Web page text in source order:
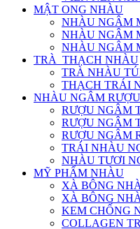
MẬT ONG NHÀU
NHÀU NGÂM
NHÀU NGÂM
NHÀU NGÂM
TRÀ_THẠCH NHÀU
TRÀ NHÀU
THẠCH TRÁI
NHÀU NGÂM
RƯỢU NGÂM
RƯỢU NGÂM
RƯỢU NGÂM
TRÁI NHÀU
NHÀU TƯƠI
MỸ PHẨM NHÀU
XÀ BÔNG
XÀ BÔNG
KEM CHỐNG
COLLAGEN